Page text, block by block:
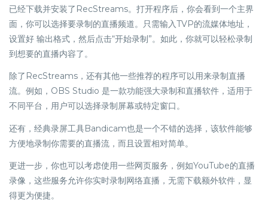
已经下载并安装了RecStreams。打开程序后，你会看到一个主界
面，你可以选择要录制的直播频道。只需输入TVP的流媒体地址，
设置好 输出格式，然后点击“开始录制”。如此，你就可以轻松录制
到想要的直播内容了。
除了RecStreams，还有其他一些推荐的程序可以用来录制直播
流。例如，OBS Studio 是一款功能强大录制和直播软件，适用于
不同平台，用户可以选择录制屏幕或特定窗口。
还有，经典录屏工具Bandicam也是一个不错的选择，该软件能够
方便地录制你需要的直播流，而且设置相对简单。
更进一步，你也可以考虑使用一些网页服务，例如YouTube的直播
录像，这些服务允许你实时录制网络直播，无需下载额外软件，显
得更为便捷。